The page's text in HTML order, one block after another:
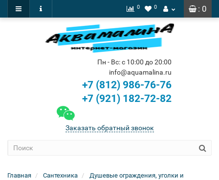
: 0
0 0
Пн - Вс: с 10:00 до 20:00
info@aquamalina.ru
+7 (812) 986-76-76
+7 (921) 182-72-82
Заказать обратный звонок
Главная Сантехника
Душевые ограждения, уголки и